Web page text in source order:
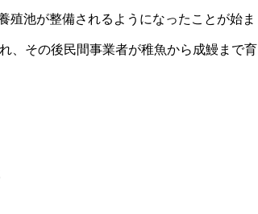
殖池が整備されるようになったことが始ま
、その後民間事業者が稚魚から成鰻まで育